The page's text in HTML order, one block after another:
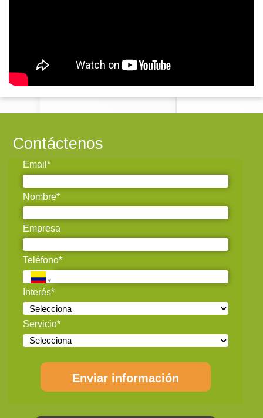
Contáctenos
Email*
Nombre*
Empresa
Teléfono*
Interés*
Servicio*
Enviar información